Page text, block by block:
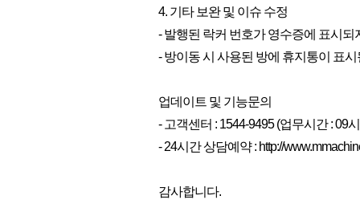
4. 기타 보완 및 이슈 수정
- 발행된 락커 번호가 영수증에 표시되
- 방이동 시 사용된 방에 휴지통이 표
업데이트 및 기능문의
- 고객센터 : 1544-9495 (업무시간 : 09
- 24시간 상담예약 : http://
감사합니다.